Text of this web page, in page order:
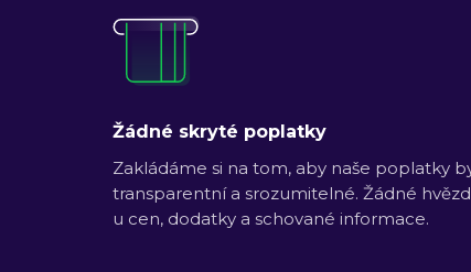
Žádné skryté poplatky
Zakládáme si na tom, aby naše poplatky
transparentní a srozumitelné. Žádné
u cen, dodatky a schované informace.